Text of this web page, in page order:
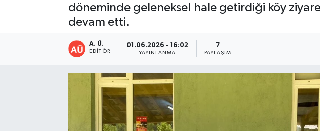
döneminde geleneksel hale getirdiği köy
devam etti.
A. Ü.
EDITÖR
01.06.2026 - 16:02
YAYINLANMA
7
PAYLAŞIM